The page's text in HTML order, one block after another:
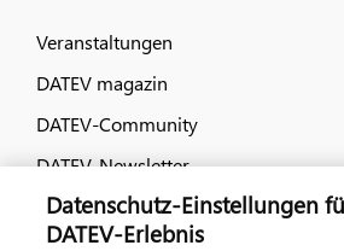
Veranstaltungen
DATEV magazin
DATEV-Community
DATEV-Newsletter
Kontaktieren Sie
Datenschutz-Einstellungen
DATEV-Erlebnis